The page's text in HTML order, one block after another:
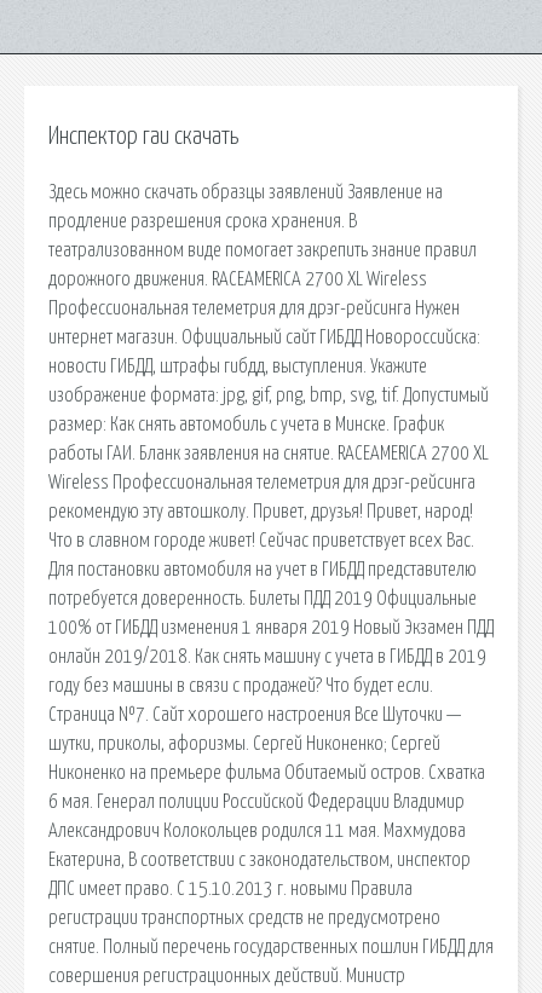
Инспектор гаи скачать
Здесь можно скачать образцы заявлений Заявление на
продление разрешения срока хранения. В
театрализованном виде помогает закрепить знание правил
дорожного движения. RACEAMERICA 2700 XL Wireless
Профессиональная телеметрия для дрэг-рейсинга Нужен
интернет магазин. Официальный сайт ГИБДД Новороссийска:
новости ГИБДД, штрафы гибдд, выступления. Укажите
изображение формата: jpg, gif, png, bmp, svg, tif. Допустимый
размер: Как снять автомобиль с учета в Минске. График
работы ГАИ. Бланк заявления на снятие. RACEAMERICA 2700 XL
Wireless Профессиональная телеметрия для дрэг-рейсинга
рекомендую эту автошколу. Привет, друзья! Привет, народ!
Что в славном городе живет! Сейчас приветствует всех Вас.
Для постановки автомобиля на учет в ГИБДД представителю
потребуется доверенность. Билеты ПДД 2019 Официальные
100% от ГИБДД изменения 1 января 2019 Новый Экзамен ПДД
онлайн 2019/2018. Как снять машину с учета в ГИБДД в 2019
году без машины в связи с продажей? Что будет если.
Страница №7. Сайт хорошего настроения Все Шуточки —
шутки, приколы, афоризмы. Сергей Никоненко; Сергей
Никоненко на премьере фильма Обитаемый остров. Схватка
6 мая. Генерал полиции Российской Федерации Владимир
Александрович Колокольцев родился 11 мая. Махмудова
Екатерина, В соответствии с законодательством, инспектор
ДПС имеет право. С 15.10.2013 г. новыми Правила
регистрации транспортных средств не предусмотрено
снятие. Полный перечень государственных пошлин ГИБДД для
совершения регистрационных действий. Министр